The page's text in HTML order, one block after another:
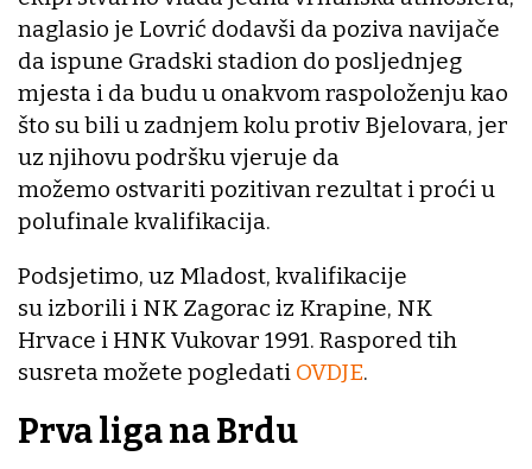
naglasio je Lovrić dodavši da poziva navijače
da ispune Gradski stadion do posljednjeg
mjesta i da budu u onakvom raspoloženju kao
što su bili u zadnjem kolu protiv Bjelovara, jer
uz njihovu podršku vjeruje da
možemo ostvariti pozitivan rezultat i proći u
polufinale kvalifikacija.
Podsjetimo, uz Mladost, kvalifikacije
su izborili i NK Zagorac iz Krapine, NK
Hrvace i HNK Vukovar 1991. Raspored tih
susreta možete pogledati OVDJE.
Prva liga na Brdu